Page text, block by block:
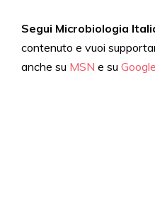
Segui Microbiologia
contenuto e vuoi
anche su MSN e su